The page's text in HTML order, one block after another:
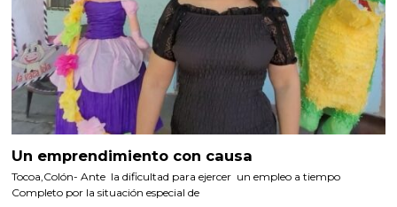
Un emprendimiento con causa
Tocoa,Colón- Ante la dificultad para ejercer un empleo a tiempo
Completo por la situación especial de